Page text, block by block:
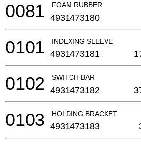
FOAM RUBBER
0081 4931473180
INDEXING SLEEVE
0101 4931473181
SWITCH BAR
0102 4931473182
HOLDING BRACKET
0103 4931473183